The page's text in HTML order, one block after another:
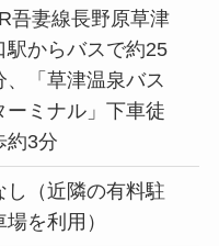
吾妻線長野原草津
駅からバスで約25
、「草津温泉バス
ーミナル」下車徒
約3分
し（近隣の有料駐
場を利用）